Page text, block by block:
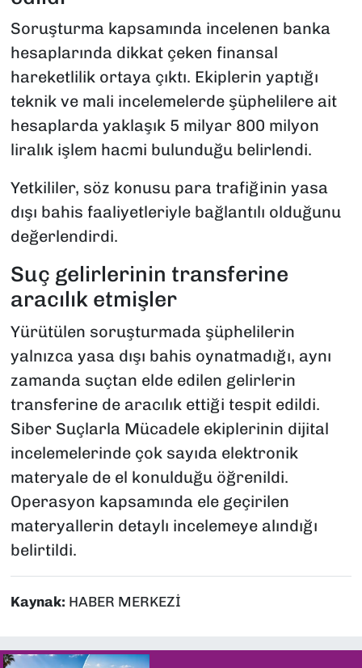
Soruşturma kapsamında incelenen banka
hesaplarında dikkat çeken finansal
hareketlilik ortaya çıktı. Ekiplerin yaptığı
teknik ve mali incelemelerde şüphelilere ait
hesaplarda yaklaşık 5 milyar 800 milyon
liralık işlem hacmi bulunduğu belirlendi.
Yetkililer, söz konusu para trafiğinin yasa
dışı bahis faaliyetleriyle bağlantılı olduğunu
değerlendirdi.
Suç gelirlerinin transferine
aracılık etmişler
Yürütülen soruşturmada şüphelilerin
yalnızca yasa dışı bahis oynatmadığı, aynı
zamanda suçtan elde edilen gelirlerin
transferine de aracılık ettiği tespit edildi.
Siber Suçlarla Mücadele ekiplerinin dijital
incelemelerinde çok sayıda elektronik
materyale de el konulduğu öğrenildi.
Operasyon kapsamında ele geçirilen
materyallerin detaylı incelemeye alındığı
belirtildi.
Kaynak: HABER MERKEZİ